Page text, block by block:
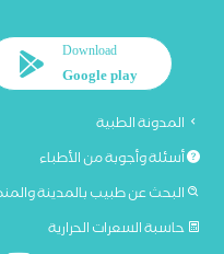
Download
Google play
المدونة الطبية
أسئلة وأجوبة من الأطباء
البحث عن طبيب بالمدينة
حاسبة السعرات الحرارية